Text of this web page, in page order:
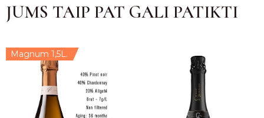
JUMS TAIP PAT GALI PATIKTI
Magnum 1,5L.